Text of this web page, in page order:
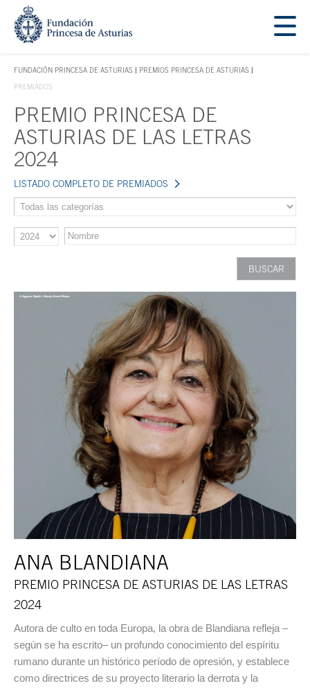
Saltar navegación. Ir directamente al contenido principal
FUNDACIÓN PRINCESA DE ASTURIAS
TECLA DE ACCESO 1
PREMIOS PRINCESA DE ASTURIAS
PREMIADOS
Contenido principal
PREMIO PRINCESA DE
ASTURIAS DE LAS LETRAS
2024
LISTADO COMPLETO DE PREMIADOS
ANA BLANDIANA
PREMIO PRINCESA DE ASTURIAS DE LAS LETRAS
2024
Autora de culto en toda Europa, la obra de Blandiana refleja –
según se ha escrito– un profundo conocimiento del espíritu
rumano durante un histórico período de opresión, y establece
como directrices de su proyecto literario la derrota y la